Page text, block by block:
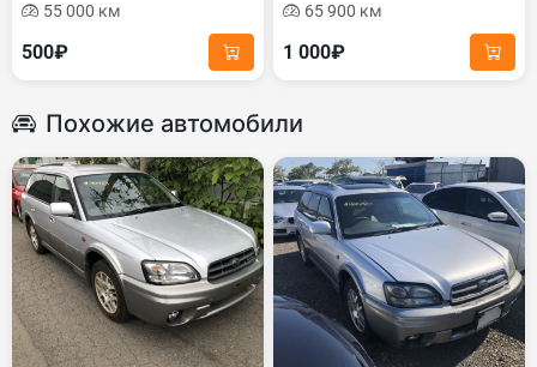
55 000 км
500₽
65 900 км
1 000₽
Похожие автомобили